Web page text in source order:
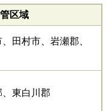
区域
田村市、岩瀬郡、
東白川郡